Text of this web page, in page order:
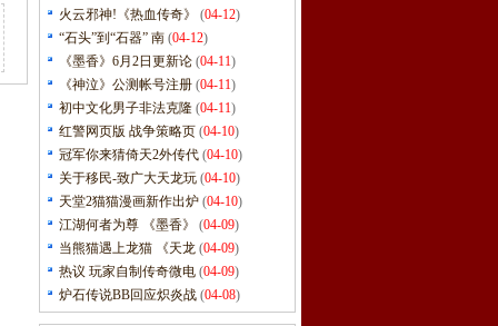
火云邪神!《热血传奇》
(04-12)
“石头”到“石器” 南 (04-12)
《墨香》6月2日更新论 (04-11)
《神泣》公测帐号注册 (04-11)
初中文化男子非法克隆 (04-11)
红警网页版 战争策略页 (04-10)
冠军你来猜倚天2外传代 (04-10)
关于移民-致广大天龙玩 (04-10)
天堂2猫猫漫画新作出炉 (04-10)
江湖何者为尊 《墨香》
(04-09)
当熊猫遇上龙猫 《天龙 (04-09)
热议 玩家自制传奇微电 (04-09)
炉石传说BB回应炽炎战 (04-08)